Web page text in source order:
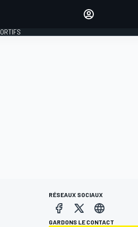
RÉSEAUX SOCIAUX
GARDONS LE CONTACT